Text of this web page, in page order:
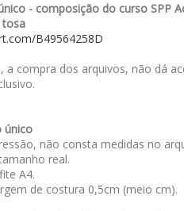
- composição do curso SPP
tosa
B49564258D
a compra dos arquivos, não dá
único
não consta medidas no
real.
A4.
de costura 0,5cm (meio cm).